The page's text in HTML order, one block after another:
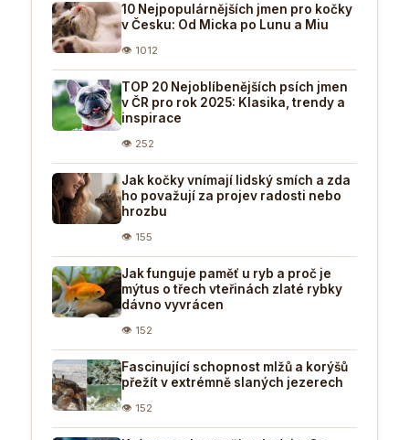
10 Nejpopulárnějších jmen pro kočky
v Česku: Od Micka po Lunu a Miu
👁 1012
TOP 20 Nejoblíbenějších psích jmen
v ČR pro rok 2025: Klasika, trendy a
inspirace
👁 252
Jak kočky vnímají lidský smích a zda
ho považují za projev radosti nebo
hrozbu
👁 155
Jak funguje paměť u ryb a proč je
mýtus o třech vteřinách zlaté rybky
dávno vyvrácen
👁 152
Fascinující schopnost mlžů a korýšů
přežít v extrémně slaných jezerech
👁 152